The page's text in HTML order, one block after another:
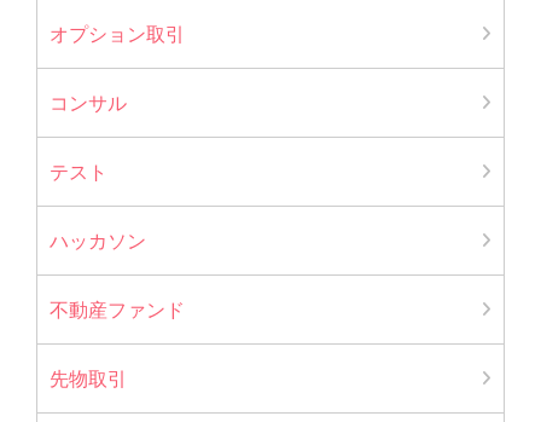
オプション取引
コンサル
テスト
ハッカソン
不動産ファンド
先物取引